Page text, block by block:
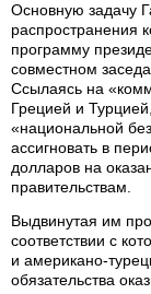
Основную задачу
распространения
программу
совместном
Ссылаясь на
Грецией и
«национальной
ассигновать в
долларов на
правительствам.
Выдвинутая им
соответствии с
и американо-
обязательства